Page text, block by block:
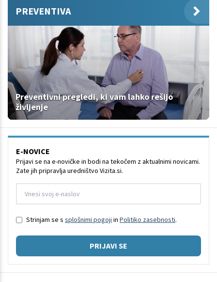
PREVENTIVA
Preventivni pregledi, ki vam lahko rešijo
življenje
E-NOVICE
Prijavi se na e-novičke in bodi na tekočem z aktualnimi novicami.
Zate jih pripravlja uredništvo Vizita.si.
Strinjam se s splošnimi pogoji in Politiko zasebnosti.
PRIJAVI SE